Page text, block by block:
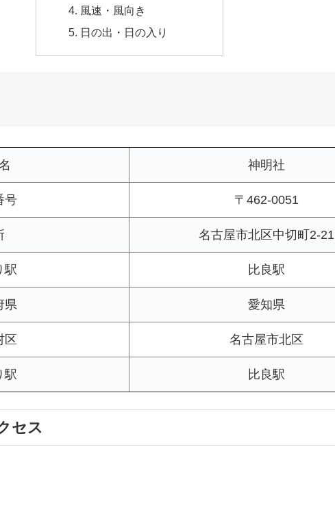
風速・風向き
日の出・日の入り
神明社
号 〒462-0051
名古屋市北区中切町2-21
駅 比良駅
県 愛知県
区 名古屋市北区
駅 比良駅
セス